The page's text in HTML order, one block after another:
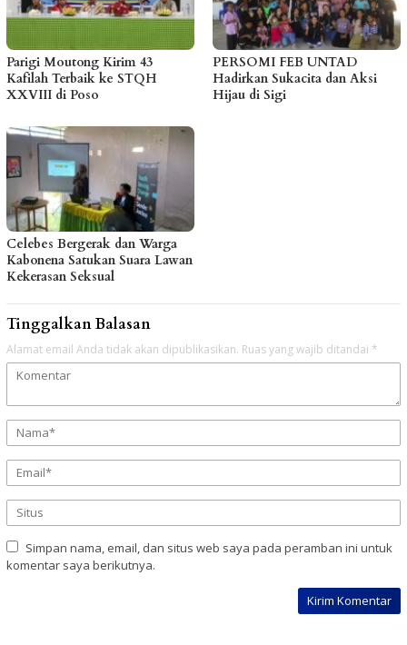
Parigi Moutong Kirim 43
Kafilah Terbaik ke STQH
XXVIII di Poso
PERSOMI FEB UNTAD
Hadirkan Sukacita dan Aksi
Hijau di Sigi
Celebes Bergerak dan Warga
Kabonena Satukan Suara Lawan
Kekerasan Seksual
Tinggalkan Balasan
Alamat email Anda tidak akan dipublikasikan. Ruas yang wajib ditandai *
Simpan nama, email, dan situs web saya pada peramban ini untuk
komentar saya berikutnya.